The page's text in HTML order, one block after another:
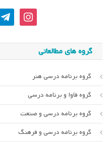
instagram
گروه های مطالعاتی
گروه برنامه درسی هنر
گروه فاوا و برنامه درسی
گروه برنامه درسی و صنعت
گروه برنامه درسی و فرهنگ